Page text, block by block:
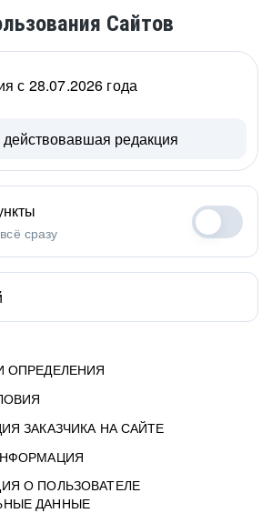
Сайтов
ОПРЕДЕЛЕНИЯ
ЗАКАЗЧИКА НА САЙТЕ
О ПОЛЬЗОВАТЕЛЕ
ДАННЫЕ
с 28.07.2026 года
редакция
сразу